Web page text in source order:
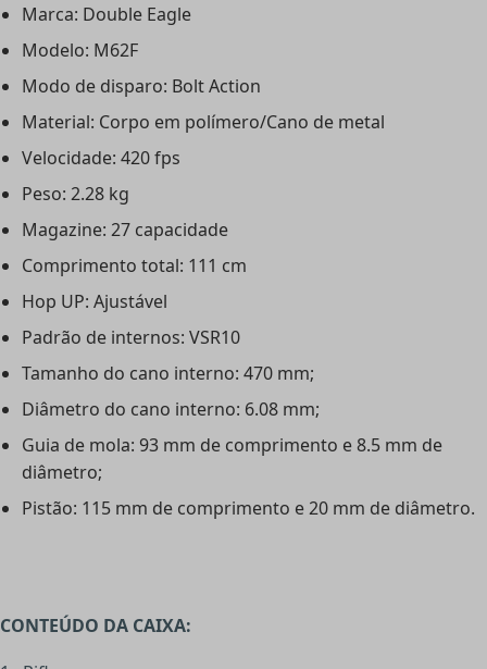
Marca: Double Eagle
Modelo: M62F
Modo de disparo: Bolt Action
Material: Corpo em polímero/Cano de metal
Velocidade: 420 fps
Peso: 2.28 kg
Magazine: 27 capacidade
Comprimento total: 111 cm
Hop UP: Ajustável
Padrão de internos: VSR10
Tamanho do cano interno: 470 mm;
Diâmetro do cano interno: 6.08 mm;
Guia de mola: 93 mm de comprimento e 8.5 mm de
diâmetro;
Pistão: 115 mm de comprimento e 20 mm de diâmetro.
CONTEÚDO DA CAIXA: